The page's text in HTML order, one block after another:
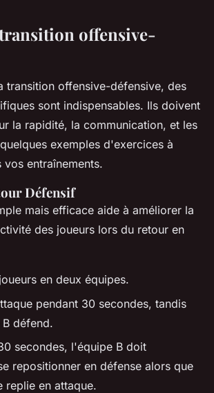
offensive-
transition offensive-défensive, des
sont indispensables. Ils doivent
la rapidité, la communication, et les
exemples d'exercices à
entraînements.
Défensif
mais efficace aide à améliorer la
des joueurs lors du retour en
en deux équipes.
pendant 30 secondes, tandis
défend.
secondes, l'équipe B doit
repositionner en défense alors que
replie en attaque.